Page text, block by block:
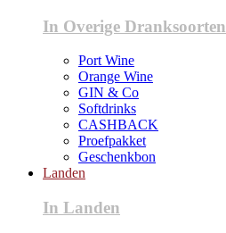
In Overige Dranksoorten
Port Wine
Orange Wine
GIN & Co
Softdrinks
CASHBACK
Proefpakket
Geschenkbon
Landen
In Landen